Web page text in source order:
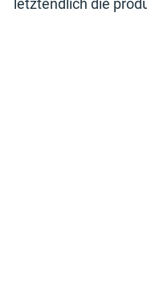
letztendlich die